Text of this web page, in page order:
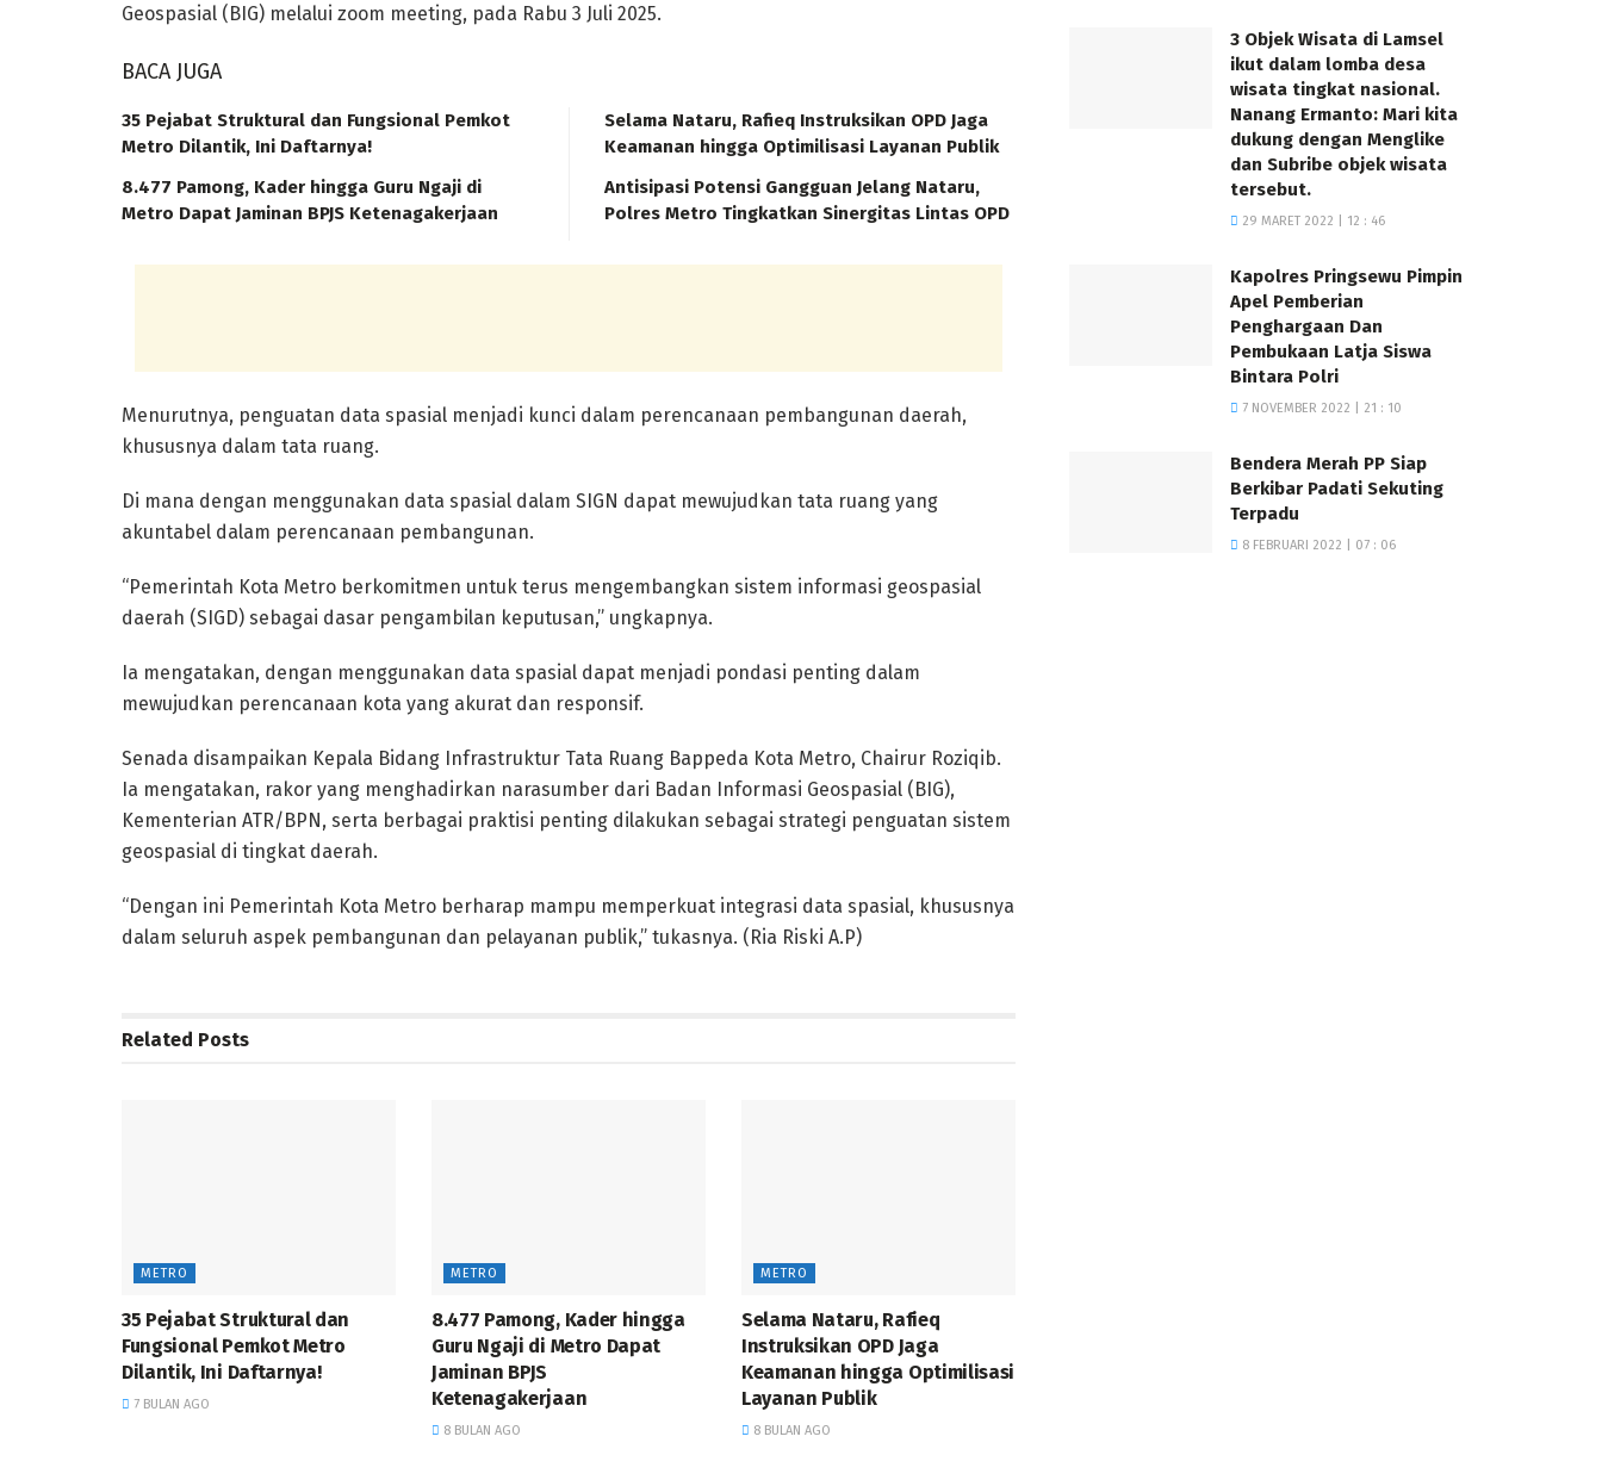
Geospasial (BIG) melalui zoom meeting, pada Rabu 3 Juli 2025.
BACA JUGA
35 Pejabat Struktural dan Fungsional Pemkot
Metro Dilantik, Ini Daftarnya!
8.477 Pamong, Kader hingga Guru Ngaji di
Metro Dapat Jaminan BPJS Ketenagakerjaan
Selama Nataru, Rafieq Instruksikan OPD Jaga
Keamanan hingga Optimilisasi Layanan Publik
Antisipasi Potensi Gangguan Jelang Nataru,
Polres Metro Tingkatkan Sinergitas Lintas OPD
Menurutnya, penguatan data spasial menjadi kunci dalam perencanaan pembangunan daerah,
khususnya dalam tata ruang.
Di mana dengan menggunakan data spasial dalam SIGN dapat mewujudkan tata ruang yang
akuntabel dalam perencanaan pembangunan.
“Pemerintah Kota Metro berkomitmen untuk terus mengembangkan sistem informasi geospasial
daerah (SIGD) sebagai dasar pengambilan keputusan,” ungkapnya.
Ia mengatakan, dengan menggunakan data spasial dapat menjadi pondasi penting dalam
mewujudkan perencanaan kota yang akurat dan responsif.
Senada disampaikan Kepala Bidang Infrastruktur Tata Ruang Bappeda Kota Metro, Chairur Roziqib.
Ia mengatakan, rakor yang menghadirkan narasumber dari Badan Informasi Geospasial (BIG),
Kementerian ATR/BPN, serta berbagai praktisi penting dilakukan sebagai strategi penguatan sistem
geospasial di tingkat daerah.
“Dengan ini Pemerintah Kota Metro berharap mampu memperkuat integrasi data spasial, khususnya
dalam seluruh aspek pembangunan dan pelayanan publik,” tukasnya. (Ria Riski A.P)
Related Posts
METRO
35 Pejabat Struktural dan
Fungsional Pemkot Metro
Dilantik, Ini Daftarnya!
7 BULAN AGO
METRO
8.477 Pamong, Kader hingga
Guru Ngaji di Metro Dapat
Jaminan BPJS
Ketenagakerjaan
8 BULAN AGO
METRO
Selama Nataru, Rafieq
Instruksikan OPD Jaga
Keamanan hingga Optimilisasi
Layanan Publik
8 BULAN AGO
3 Objek Wisata di Lamsel
ikut dalam lomba desa
wisata tingkat nasional.
Nanang Ermanto: Mari kita
dukung dengan Menglike
dan Subribe objek wisata
tersebut.
29 MARET 2022 | 12 : 46
Kapolres Pringsewu Pimpin
Apel Pemberian
Penghargaan Dan
Pembukaan Latja Siswa
Bintara Polri
7 NOVEMBER 2022 | 21 : 10
Bendera Merah PP Siap
Berkibar Padati Sekuting
Terpadu
8 FEBRUARI 2022 | 07 : 06